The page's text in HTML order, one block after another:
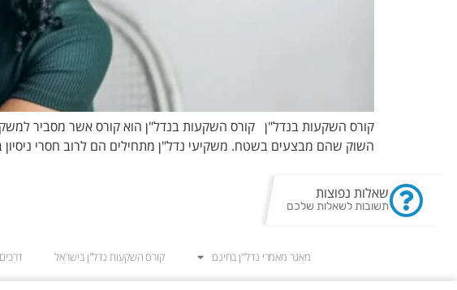
קורס השקעות בנדל"ן קורס השקעות בנדל"ן הוא קורס אשר מסביר
השוק שהם מבצעים בשטח. משקיעי נדל"ן מתחילים הם לרוב חסרי
שאלות נפוצות
תשובות לשאלות שלכם
מאגר מאמרי נדל"ן בחינם קורס השקעות נדל"ן בישראל